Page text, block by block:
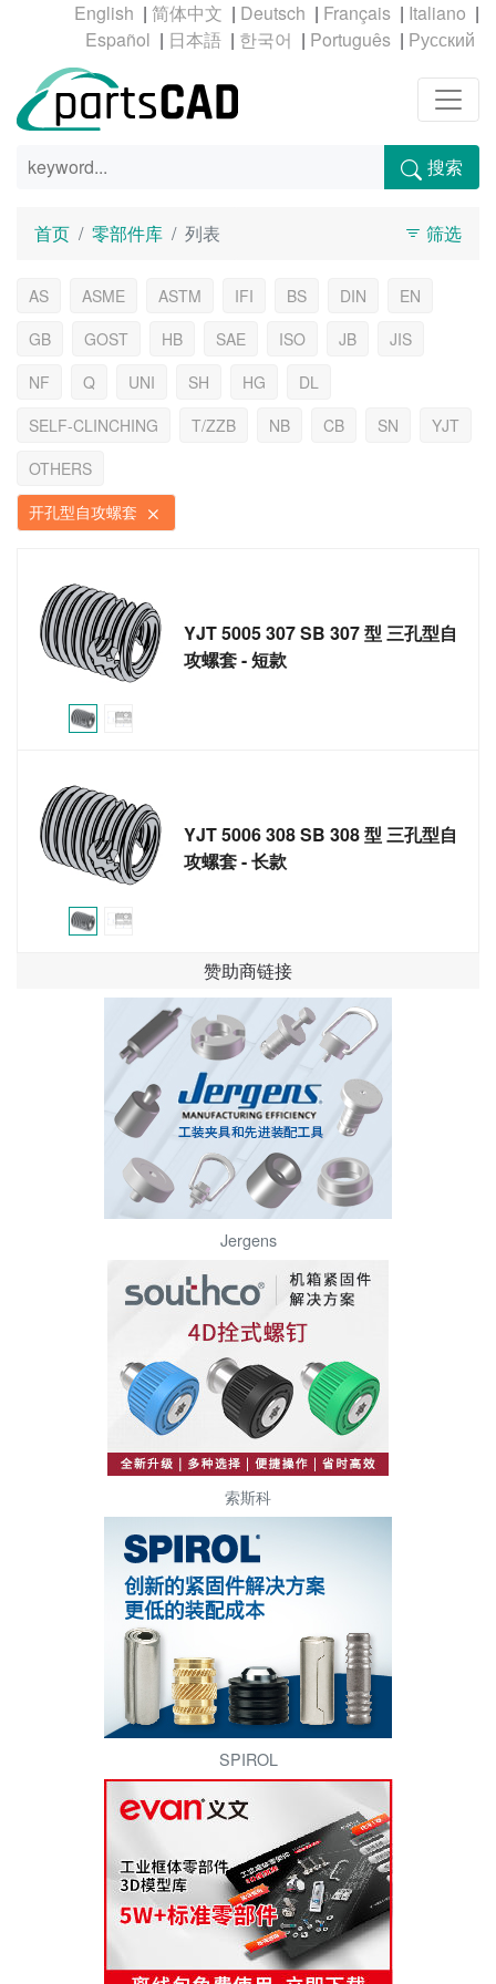
| | | |
|
|
| | |
搜索
首页 零部件库 列表 筛选
AS ASME ASTM IFI BS DIN
EN
GB
GOST HB SAE ISO JB
JIS
NF
Q UNI SH HG
DL
SELF-CLINCHING
T/ZZB NB CB SN
YJT
OTHERS
开孔型自攻螺套
YJT 5005 307 SB 307 型 三孔型自
攻螺套 - 短款
YJT 5006 308 SB 308 型 三孔型自
攻螺套 - 长款
赞助商链接
Jergens
索斯科
SPIROL